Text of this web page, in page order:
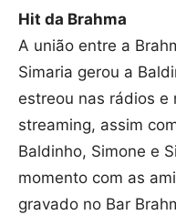
Hit da Brahma
A união entre a
Simaria gerou a
estreou nas rádios e
streaming, assim
Baldinho, Simone e
momento com as
gravado no Bar